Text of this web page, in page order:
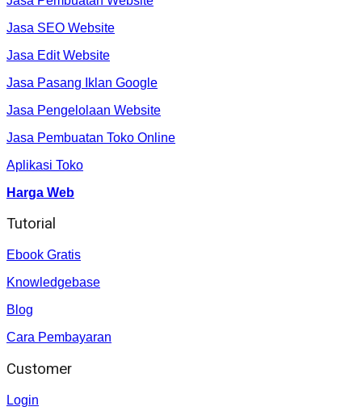
Jasa SEO Website
Jasa Edit Website
Jasa Pasang Iklan Google
Jasa Pengelolaan Website
Jasa Pembuatan Toko Online
Aplikasi Toko
Harga Web
Tutorial
Ebook Gratis
Knowledgebase
Blog
Cara Pembayaran
Customer
Login